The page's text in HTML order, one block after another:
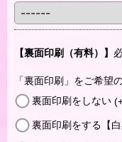
【裏面印刷（有料）】
「裏面印刷」をご希望
裏面印刷をしない
裏面印刷をする【